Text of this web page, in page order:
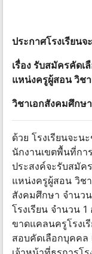
ประกาศโรงเรียน
เรื่อง รับสมัครคัดเ
แหน่งครูผู้สอน วิช
วิชาเอกสังคมศึกษ
ด้วย โรงเรียนจะ
นักงานเขตพื้นที่ก
ประสงค์จะรับสมัค
แหน่งครูผู้สอน วิช
สังคมศึกษา จํานว
โรงเรียน จํานวน
ขาดแคลนครูโรงเ
สอบคัดเลือกบุคคล